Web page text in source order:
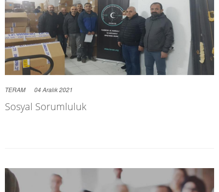
TERAM 04 Aralık 2021
Sosyal Sorumluluk